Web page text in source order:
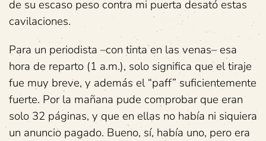
de su escaso peso contra mi puerta desató estas
cavilaciones.
Para un periodista –con tinta en las venas– esa
hora de reparto (1 a.m.), solo significa que el tiraje
fue muy breve, y además el “paff” suficientemente
fuerte. Por la mañana pude comprobar que eran
solo 32 páginas, y que en ellas no había ni siquiera
un anuncio pagado. Bueno, sí, había uno, pero era